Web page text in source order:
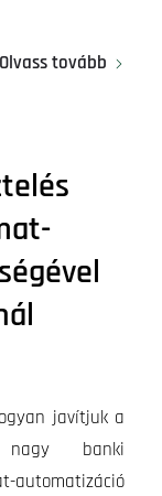
Olvass tovább
javítjuk a
nagy banki